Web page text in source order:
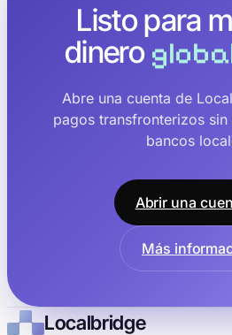
Listo para
dinero
Abre una cuenta de
pagos transfronterizos
bancos
Abrir una
Más
Localbridge